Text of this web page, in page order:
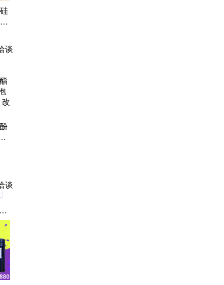
谈
谈
线